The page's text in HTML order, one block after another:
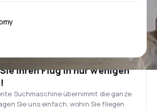
Ihren Flug in nur wenigen
Suchmaschine übernimmt die ganze
Sie uns einfach, wohin Sie fliegen